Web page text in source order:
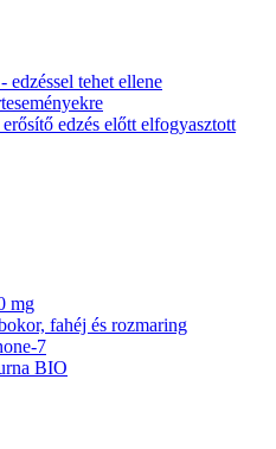
tehet ellene
edzés előtt elfogyasztott
mg
fahéj és rozmaring
7
BIO